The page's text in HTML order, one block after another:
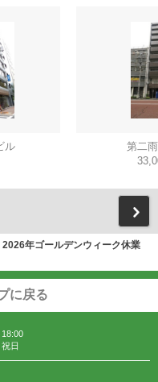
ル
第二
2026年ゴールデンウィーク休業
に戻る
日